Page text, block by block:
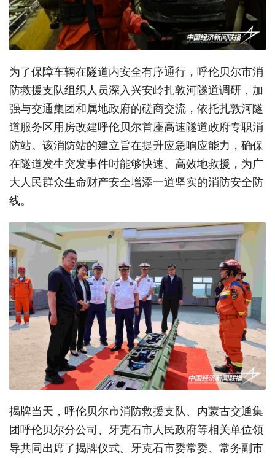
为了保障车辆在隧道内安全有序通行，呼伦贝尔市消
防救援支队组织人员深入兴安岭扎敦河隧道调研，加
强与交通集团和属地政府的磋商交流，依托扎敦河隧
道服务区用房改建呼伦贝尔首座高速隧道政府专职消
防站。该消防站的建立旨在提升应急响应能力，确保
在隧道发生突发事件时能够快速、高效地救援，为广
大人民群众生命财产安全增添一道坚实的消防安全防
线。
揭牌当天，呼伦贝尔市消防救援支队、内蒙古交通集
团呼伦贝尔分公司、牙克石市人民政府等相关单位领
导共同出席了揭牌仪式。牙克石市委常委、常务副市